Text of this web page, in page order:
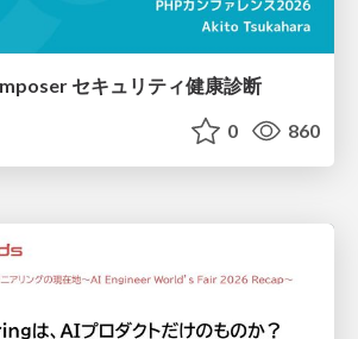
セキュリティ健康診断
0 860